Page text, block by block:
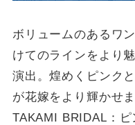
ボリュームのあるワ
けてのラインをより
演出。煌めくピンク
が花嫁をより輝かせ
TAKAMI BRIDAL：